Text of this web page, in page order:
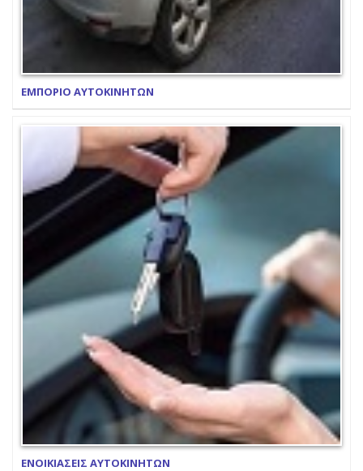
ΕΜΠΟΡΙΟ ΑΥΤΟΚΙΝΗΤΩΝ
ΕΝΟΙΚΙΑΣΕΙΣ ΑΥΤΟΚΙΝΗΤΩΝ